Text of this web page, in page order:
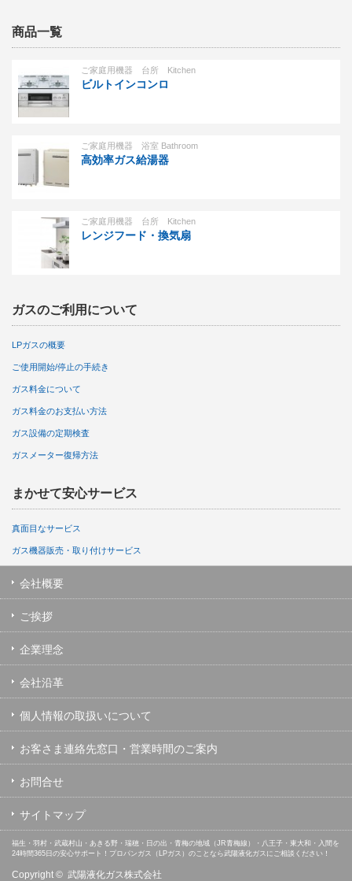
商品一覧
ご家庭用機器 台所 Kitchen
ビルトインコンロ
ご家庭用機器 浴室 Bathroom
高効率ガス給湯器
ご家庭用機器 台所 Kitchen
レンジフード・換気扇
ガスのご利用について
LPガスの概要
ご使用開始/停止の手続き
ガス料金について
ガス料金のお支払い方法
ガス設備の定期検査
ガスメーター復帰方法
まかせて安心サービス
真面目なサービス
ガス機器販売・取り付けサービス
会社概要
ご挨拶
企業理念
会社沿革
個人情報の取扱いについて
お客さま連絡先窓口・営業時間のご案内
お問合せ
サイトマップ
福生・羽村・武蔵村山・あきる野・瑞穂・日の出・青梅の地域（JR青梅線）・八王子・東大和・入間を
24時間365日の安心サポート！プロパンガス（LPガス）のことなら武陽液化ガスにご相談ください！
Copyright © 武陽液化ガス株式会社